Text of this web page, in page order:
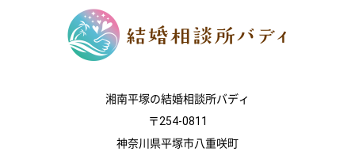
湘南平塚の結婚相談所バディ
〒254-0811
神奈川県平塚市八重咲町